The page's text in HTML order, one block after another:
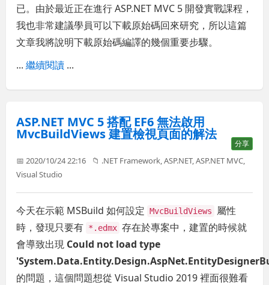
已。由於最近正在進行 ASP.NET MVC 5 開發實戰課程，
我也非常建議學員可以下載原始碼回來研究，所以這篇
文章我將說明下載原始碼編譯的幾個重要步驟。
...繼續閱讀 ...
ASP.NET MVC 5 搭配 EF6 無法啟用
MvcBuildViews 建置檢視頁面的解法
分享
📅 2020/10/24 22:16 📁 .NET Framework,ASP.NET,ASP.NET MVC,
Visual Studio
今天在示範 MSBuild 如何設定 MvcBuildViews
屬性
時，發現只要有 *.edmx 存在於專案中，建置的時候就
會導致出現 Could not load type
的問題，這個問題想從 Visual Studio 2019 裡面很難看